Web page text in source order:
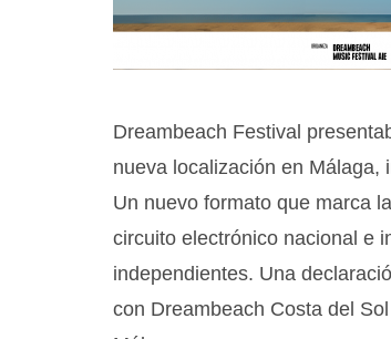
Dreambeach Festival
nueva localización en Málaga,
Un nuevo formato que marca
circuito electrónico nacional e
independientes. Una
con Dreambeach Costa del